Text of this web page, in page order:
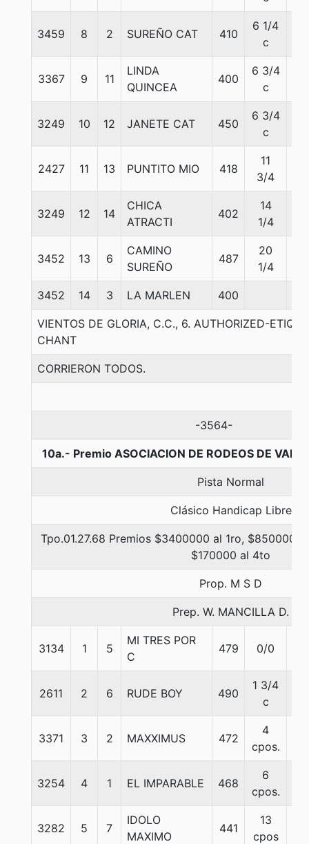
3459 8 2 SUREÑO CAT 410
6 1/4
c
3367 9 11
LINDA
QUINCEA
400
6 3/4
c
3249 10 12 JANETE CAT 450
6 3/4
c
2427 11 13 PUNTITO MIO 418
11
3/4
3249 12 14
CHICA
ATRACTI
402
14
1/4
3452 13 6
CAMINO
SUREÑO
487
20
1/4
3452 14 3 LA MARLEN 400
VIENTOS DE GLORIA, C.C., 6. AUTHORIZED-
CHANT
CORRIERON TODOS.
-3564-
10a.- Premio ASOCIACION DE RODEOS DE
Pista Normal
Clásico Handicap Libre
Tpo.01.27.68 Premios $3400000 al 1ro, $850000
$170000 al 4to
Prop. M S D
Prep. W. MANCILLA D.
3134 1 5
MI TRES POR
C
479 0/0
2611 2 6 RUDE BOY 490
1 3/4
c
3371 3 2 MAXXIMUS 472
4
cpos.
3254 4 1 EL IMPARABLE 468
6
cpos.
3282 5 7
IDOLO
MAXIMO
441
13
cpos